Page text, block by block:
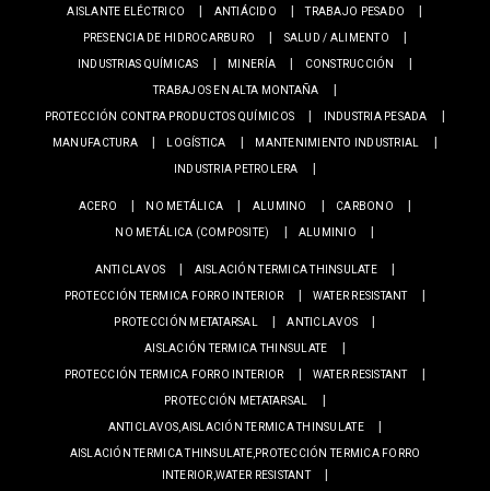
AISLANTE ELÉCTRICO
ANTIÁCIDO
TRABAJO PESADO
PRESENCIA DE HIDROCARBURO
SALUD / ALIMENTO
INDUSTRIAS QUÍMICAS
MINERÍA
CONSTRUCCIÓN
TRABAJOS EN ALTA MONTAÑA
PROTECCIÓN CONTRA PRODUCTOS QUÍMICOS
INDUSTRIA PESADA
MANUFACTURA
LOGÍSTICA
MANTENIMIENTO INDUSTRIAL
INDUSTRIA PETROLERA
ACERO NO METÁLICA ALUMINO
CARBONO
NO METÁLICA (COMPOSITE)
ALUMINIO
ANTICLAVOS
AISLACIÓN TERMICA THINSULATE
PROTECCIÓN TERMICA FORRO INTERIOR
WATER RESISTANT
PROTECCIÓN METATARSAL
ANTICLAVOS
AISLACIÓN TERMICA THINSULATE
PROTECCIÓN TERMICA FORRO INTERIOR
WATER RESISTANT
PROTECCIÓN METATARSAL
ANTICLAVOS,AISLACIÓN TERMICA THINSULATE
AISLACIÓN TERMICA THINSULATE,PROTECCIÓN TERMICA FORRO
INTERIOR,WATER RESISTANT